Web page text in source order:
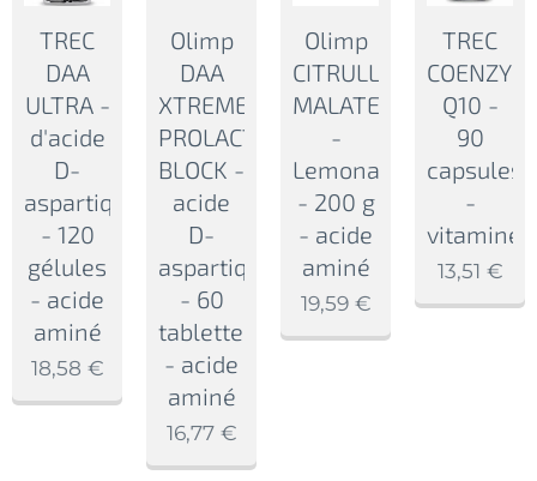
TREC
DAA
ULTRA -
d'acide
D-
aspartique
- 120
gélules
- acide
aminé
18,58 €
Olimp
DAA
XTREME
PROLACT
BLOCK -
acide
D-
aspartique
- 60
tabletten
- acide
aminé
16,77€
Olimp
CITRULLINE
MALATE
-
Lemonade
- 200 g
- acide
aminé
19,59€
TREC
Q10 -
90
capsules
-
vitamines
13,51 €